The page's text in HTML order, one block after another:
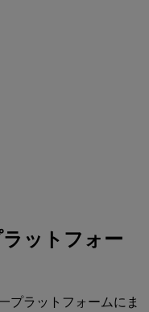
ラットフォー
プラットフォームにま